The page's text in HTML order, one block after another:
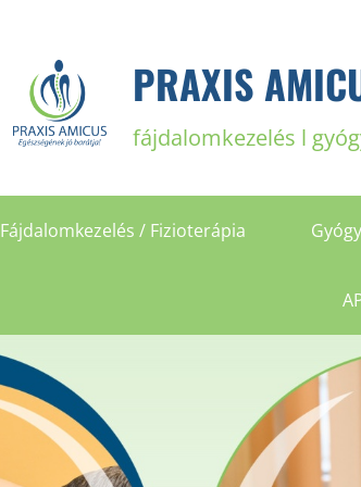
PRAXIS
fájdalomkezelés l
Fájdalomkezelés / Fizioterápia